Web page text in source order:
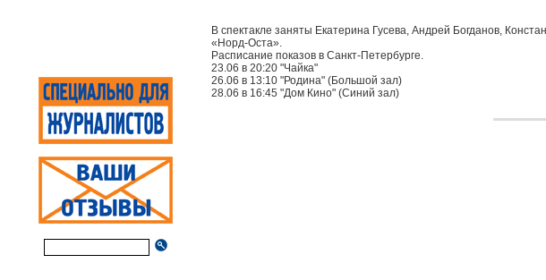
В спектакле заняты Екатерина Гусева, Андрей Богданов,
«Норд-Оста».
Расписание показов в Санкт-Петербурге.
23.06 в 20:20 "Чайка"
26.06 в 13:10 "Родина" (Большой зал)
28.06 в 16:45 "Дом Кино" (Синий зал)